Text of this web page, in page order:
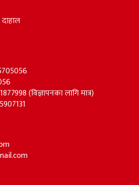
दाहाल
(विज्ञापनका लागि मात्र)